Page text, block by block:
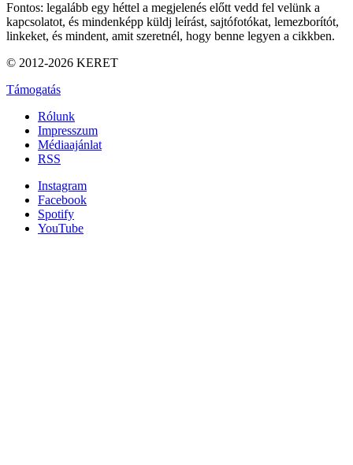
Fontos: legalább egy héttel a megjelenés előtt vedd fel velünk a
kapcsolatot, és mindenképp küldj leírást, sajtófotókat, lemezborítót,
linkeket, és mindent, amit szeretnél, hogy benne legyen a cikkben.
© 2012-2026 KERET
Támogatás
Rólunk
Impresszum
Médiaajánlat
RSS
Instagram
Facebook
Spotify
YouTube